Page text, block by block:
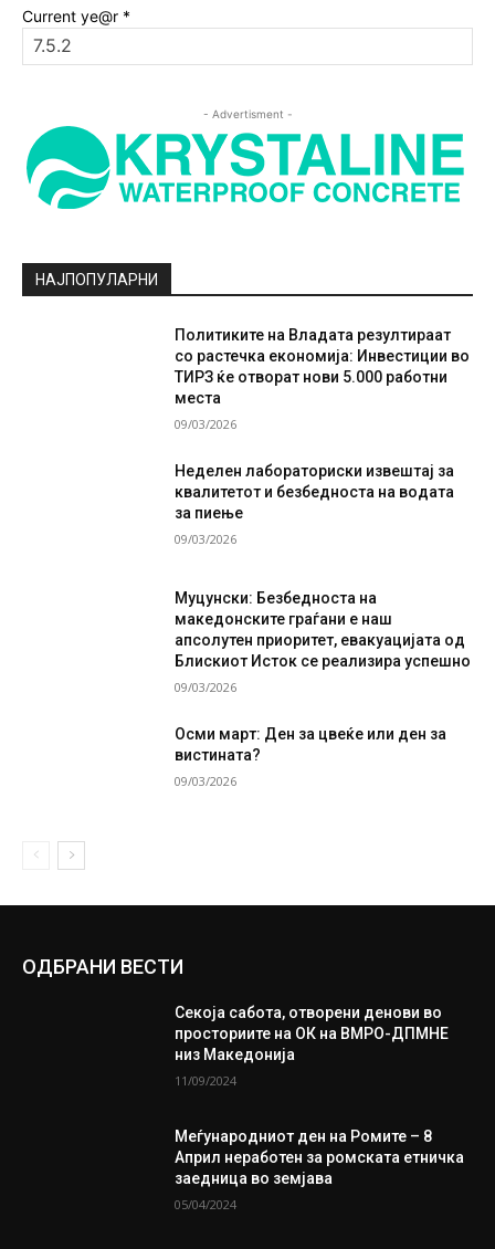
Current ye@r *
- Advertisment -
НАЈПОПУЛАРНИ
Политиките на Владата резултираат
со растечка економија: Инвестиции во
ТИРЗ ќе отворат нови 5.000 работни
места
09/03/2026
Неделен лабораториски извештај за
квалитетот и безбедноста на водата
за пиење
09/03/2026
Муцунски: Безбедноста на
македонските граѓани е наш
апсолутен приоритет, евакуацијата од
Блискиот Исток се реализира успешно
09/03/2026
Осми март: Ден за цвеќе или ден за
вистината?
09/03/2026
ОДБРАНИ ВЕСТИ
Секоја сабота, отворени денови во
просториите на ОК на ВМРО-ДПМНЕ
низ Македонија
11/09/2024
Меѓународниот ден на Ромите – 8
Април неработен за ромската етничка
заедница во земјава
05/04/2024